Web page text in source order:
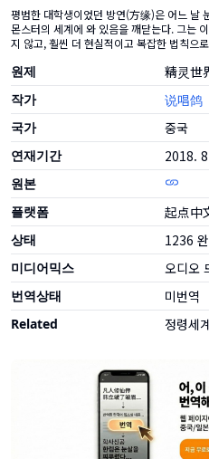
평범한 대학생이었던 방연(方缘)은 어느 날
몬스터의 세계에 와 있음을 깨닫는다. 그는
지 않고, 훨씬 더 현실적이고 복잡한 법칙으
원제 精灵世
작가 说唱鸽
국가 중국
연재기간 2018.
원본
플랫폼
起点中
상태 1236
미디어믹스 오디오
번역상태 미번역
Related 정령세